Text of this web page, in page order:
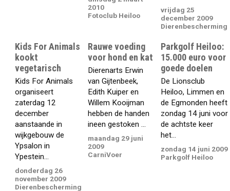
2010
Fotoclub Heiloo
vrijdag 25
december 2009
Dierenbescherming
Kids For Animals
kookt
vegetarisch
Kids For Animals
organiseert
zaterdag 12
december
aanstaande in
wijkgebouw de
Ypsalon in
Ypestein...
donderdag 26
november 2009
Dierenbescherming
Rauwe voeding
voor hond en kat
Dierenarts Erwin
van Gijtenbeek,
Edith Kuiper en
Willem Kooijman
hebben de handen
ineen gestoken ...
maandag 29 juni
2009
CarniVoer
Parkgolf Heiloo:
15.000 euro voor
goede doelen
De Lionsclub
Heiloo, Limmen en
de Egmonden heeft
zondag 14 juni voor
de achtste keer
het...
zondag 14 juni 2009
Parkgolf Heiloo